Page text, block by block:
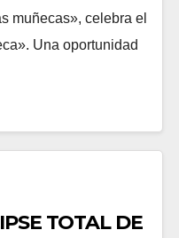
muñecas», celebra el
Una oportunidad
TOTAL DE